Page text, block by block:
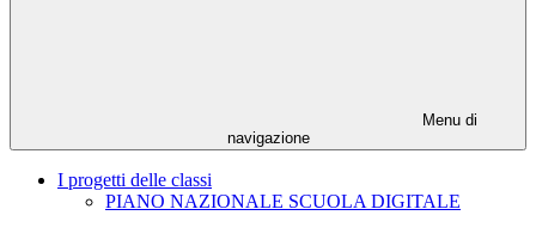
Menu di
navigazione
I progetti delle classi
PIANO NAZIONALE SCUOLA DIGITALE